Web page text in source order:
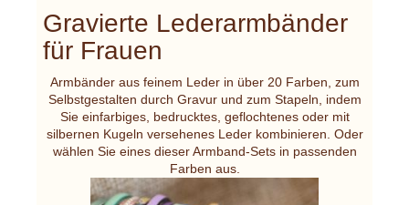
Gravierte Lederarmbänder
für Frauen
Armbänder aus feinem Leder in über 20 Farben, zum
Selbstgestalten durch Gravur und zum Stapeln, indem
Sie einfarbiges, bedrucktes, geflochtenes oder mit
silbernen Kugeln versehenes Leder kombinieren. Oder
wählen Sie eines dieser Armband-Sets in passenden
Farben aus.